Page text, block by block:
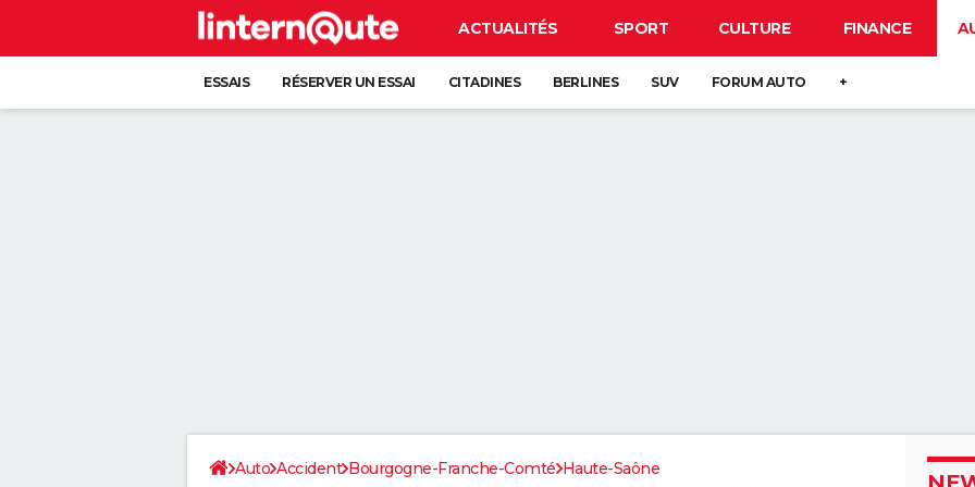
ACTUALITÉS SPORT CULTURE FINANCE
ESSAIS RÉSERVER UN ESSAI CITADINES BERLINES SUV FORUM AUTO +
Auto Accident Bourgogne-Franche-Comté Haute-Saône